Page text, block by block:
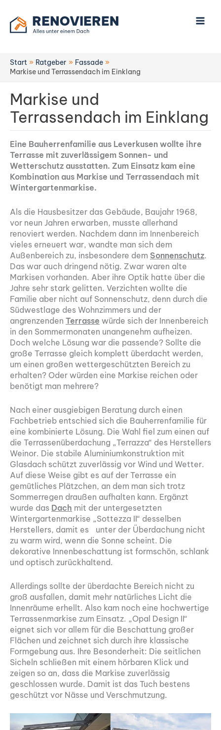
Inhalt
springen
Start Ratgeber
Fassade
Markise und Terrassendach im Einklang
Markise und
Terrassendach im Einklang
Eine Bauherrenfamilie aus Leverkusen wollte ihre
Terrasse mit zuverlässigem Sonnen- und
Wetterschutz ausstatten. Zum Einsatz kam eine
Kombination aus Markise und Terrassendach mit
Wintergartenmarkise.
Als die Hausbesitzer das Gebäude, Baujahr 1968,
vor neun Jahren erwarben, musste allerhand
renoviert werden. Nachdem dann im Innenbereich
vieles erneuert war, wandte man sich dem
Außenbereich zu, insbesondere dem Sonnenschutz.
Das war auch dringend nötig. Zwar waren alte
Markisen vorhanden. Aber ihre Optik hatte über die
Jahre sehr stark gelitten. Verzichten wollte die
Familie aber nicht auf Sonnenschutz, denn durch die
Südwestlage des Wohnzimmers und der
angrenzenden Terrasse würde sich der Innenbereich
in den Sommermonaten unangenehm aufheizen.
Doch welche Lösung war die passende? Sollte die
große Terrasse gleich komplett überdacht werden,
um einen großen wettergeschützten Bereich zu
erhalten? Oder würden eine Markise reichen oder
benötigt man mehrere?
Nach einer ausgiebigen Beratung durch einen
Fachbetrieb entschied sich die Bauherrenfamilie für
eine kombinierte Lösung. Die Wahl fiel zum einen auf
die Terrassenüberdachung „Terrazza“ des Herstellers
Weinor. Die stabile Aluminiumkonstruktion mit
Glasdach schützt zuverlässig vor Wind und Wetter.
Auf diese Weise gibt es auf der Terrasse ein
gemütliches Plätzchen, an dem man sich trotz
Sommerregen draußen aufhalten kann. Ergänzt
wurde das Dach mit der untergesetzten
Wintergartenmarkise „Sottezza II“ desselben
Herstellers, damit es unter der Überdachung nicht
zu warm wird, wenn die Sonne scheint. Die
dekorative Innenbeschattung ist formschön, schlank
und optisch zurückhaltend.
Allerdings sollte der überdachte Bereich nicht zu
groß ausfallen, damit mehr natürliches Licht die
Innenräume erhellt. Also kam noch eine hochwertige
Terrassenmarkise zum Einsatz. „Opal Design II“
eignet sich vor allem für die Beschattung großer
Flächen und zeichnet sich durch ihre klassische
Formgebung aus. Ihre Besonderheit: Die seitlichen
Sicheln schließen mit einem hörbaren Klick und
zeigen so an, dass die Markise zuverlässig
geschlossen wurde. Damit ist das Tuch bestens
geschützt vor Nässe und Verschmutzung.